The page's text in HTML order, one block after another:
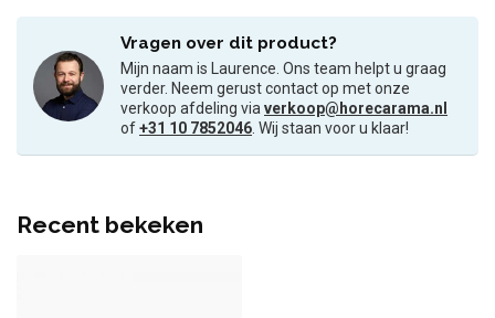
Vragen over dit product?
Mijn naam is Laurence. Ons team helpt u graag
verder. Neem gerust contact op met onze
verkoop afdeling viaverkoop@horecarama.nl
of+31 10 7852046. Wij staan voor u klaar!
Recent bekeken